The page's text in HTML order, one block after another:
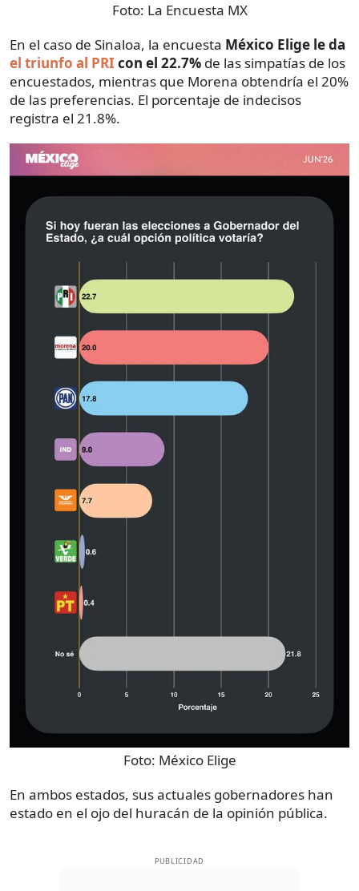
Foto: La Encuesta MX
En el caso de Sinaloa, la encuesta México Elige le da
el triunfo al PRI con el 22.7% de las simpatías de los
encuestados, mientras que Morena obtendría el 20%
de las preferencias. El porcentaje de indecisos
registra el 21.8%.
Foto: México Elige
En ambos estados, sus actuales gobernadores han
estado en el ojo del huracán de la opinión pública.
PUBLICIDAD